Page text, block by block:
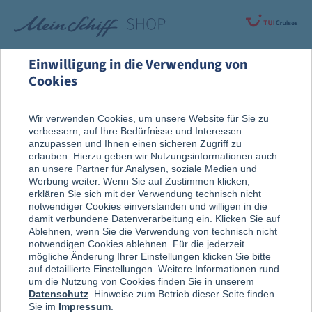
Einwilligung in die Verwendung von
Cookies
Wir verwenden Cookies, um unsere Website für Sie zu
verbessern, auf Ihre Bedürfnisse und Interessen
anzupassen und Ihnen einen sicheren Zugriff zu
erlauben. Hierzu geben wir Nutzungsinformationen auch
an unsere Partner für Analysen, soziale Medien und
Werbung weiter. Wenn Sie auf Zustimmen klicken,
erklären Sie sich mit der Verwendung technisch nicht
notwendiger Cookies einverstanden und willigen in die
damit verbundene Datenverarbeitung ein. Klicken Sie auf
Ablehnen, wenn Sie die Verwendung von technisch nicht
notwendigen Cookies ablehnen. Für die jederzeit
mögliche Änderung Ihrer Einstellungen klicken Sie bitte
auf detaillierte Einstellungen. Weitere Informationen rund
um die Nutzung von Cookies finden Sie in unserem
Datenschutz . Hinweise zum Betrieb dieser Seite finden
Sie im Impressum